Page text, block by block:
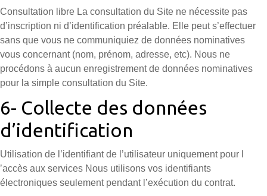
Consultation libre La consultation du Site ne nécessite pas
d’inscription ni d’identification préalable. Elle peut s’effectuer
sans que vous ne communiquiez de données nominatives
vous concernant (nom, prénom, adresse, etc). Nous ne
procédons à aucun enregistrement de données nominatives
pour la simple consultation du Site.
6- Collecte des données
d’identification
Utilisation de l’identifiant de l’utilisateur uniquement pour l
’accès aux services Nous utilisons vos identifiants
électroniques seulement pendant l’exécution du contrat.